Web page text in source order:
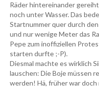
Räder hintereinander
noch unter Wasser. Das
Startnummer quer durch
und nur wenige Meter das
Pepe zum inoffiziellen
starten durfte ;-P).
Diesmal machte es wirklich
lauschen: Die Boje müssen
werden! Hä, früher war